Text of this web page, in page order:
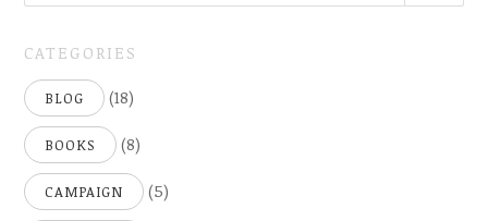
CATEGORIES
BLOG (18)
BOOKS (8)
CAMPAIGN (5)